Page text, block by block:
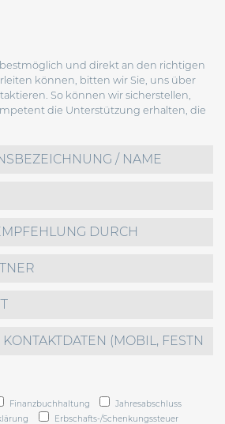
und direkt an den richtigen
können, bitten wir Sie, uns über
So können wir sicherstellen,
die Unterstützung erhalten, die
Finanzbuchhaltung
Jahresabschluss
Erbschafts-/Schenkungssteuer